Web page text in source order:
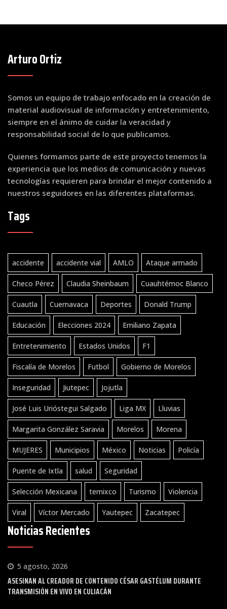
Arturo Ortiz
Somos un equipo de trabajo enfocado en la creación de
material audiovisual de información y entretenimiento,
siempre en el ánimo de cuidar la veracidad y
responsabilidad social de lo que publicamos.
Quienes formamos parte de este proyecto tenemos la
experiencia que los medios de comunicación y nuevas
tecnologías requieren para brindar el mejor contenido a
nuestros seguidores en las diferentes plataformas.
Tags
accidente accidente vial AMLO Ataque armado
Checo Pérez Claudia Sheinbaum Cuauhtémoc Blanco
Cuautla Cuernavaca Deportes Donald Trump
Educación Elecciones 2024 Emiliano Zapata
Entretenimiento Estados Unidos F1
Fiscalía de Morelos Futbol Gobierno de Morelos
Inseguridad Jiutepec Jojutla
José Luis Urióstegui Salgado Liga MX Lluvias
Margarita González Saravia Morelos Morena
MUJERES Municipios México Noticias Policía
Puente de Ixtla salud Seguridad
Selección Mexicana temixco Turismo Violencia
Viral Víctor Mercado Yautepec Zacatepec
Noticias Recientes
5 agosto, 2026
ASESINAN AL CREADOR DE CONTENIDO CÉSAR GASTÉLUM DURANTE
TRANSMISIÓN EN VIVO EN CULIACÁN